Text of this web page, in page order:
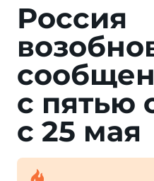
Россия
с пятью
с 25 мая